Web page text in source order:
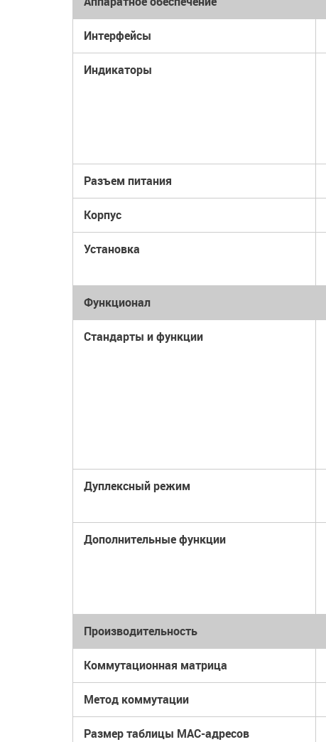
Интерфейсы
Индикаторы
Разъем питания
Корпус
Установка
Функционал
Стандарты и функции
Дуплексный режим
Дополнительные функции
Производительность
Коммутационная матрица
Метод коммутации
Размер таблицы MAC-адресов